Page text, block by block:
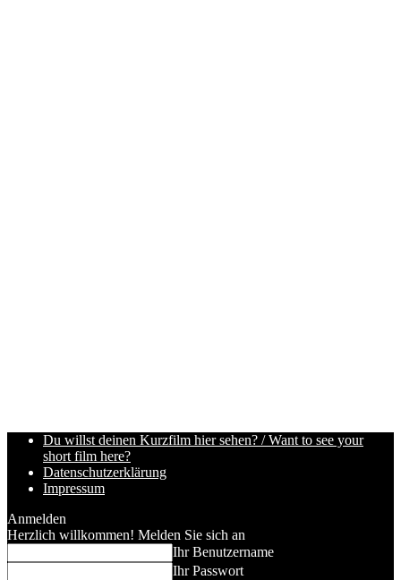
Du willst deinen Kurzfilm hier sehen? / Want to see your
short film here?
Datenschutzerklärung
Impressum
Anmelden
Herzlich willkommen! Melden Sie sich an
Ihr Benutzername
Ihr Passwort